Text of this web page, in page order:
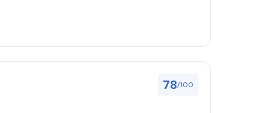
78/100